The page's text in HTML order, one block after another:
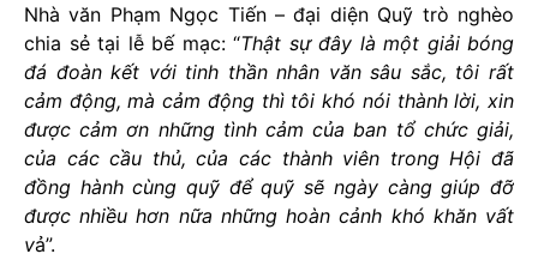
Nhà văn Phạm Ngọc Tiến – đại diện Quỹ trò nghèo
chia sẻ tại lễ bế mạc: “Thật sự đây là một giải bóng
đá đoàn kết với tinh thần nhân văn sâu sắc, tôi rất
cảm động, mà cảm động thì tôi khó nói thành lời, xin
được cảm ơn những tình cảm của ban tổ chức giải,
của các cầu thủ, của các thành viên trong Hội đã
đồng hành cùng quỹ để quỹ sẽ ngày càng giúp đỡ
được nhiều hơn nữa những hoàn cảnh khó khăn vất
vả”.